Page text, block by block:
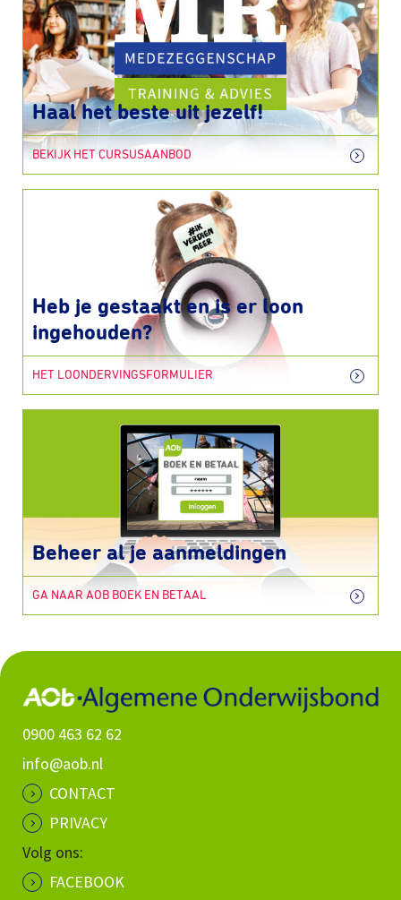
Haal het beste uit jezelf!
BEKIJK HET CURSUSAANBOD
Heb je gestaakt en is er loon
ingehouden?
HET LOONDERVINGSFORMULIER
Beheer al je aanmeldingen
GA NAAR AOB BOEK EN BETAAL
0900 463 62 62
info@aob.nl
CONTACT
PRIVACY
Volg ons:
FACEBOOK